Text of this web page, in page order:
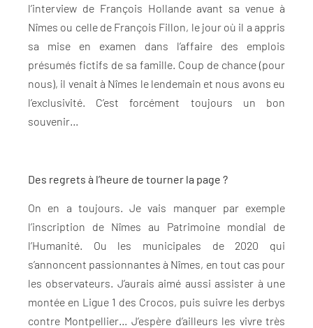
l’interview de François Hollande avant sa venue à
Nîmes ou celle de François Fillon, le jour où il a appris
sa mise en examen dans l’affaire des emplois
présumés fictifs de sa famille. Coup de chance (pour
nous), il venait à Nîmes le lendemain et nous avons eu
l’exclusivité. C’est forcément toujours un bon
souvenir…
Des regrets à l’heure de tourner la page ?
On en a toujours. Je vais manquer par exemple
l’inscription de Nîmes au Patrimoine mondial de
l’Humanité. Ou les municipales de 2020 qui
s’annoncent passionnantes à Nîmes, en tout cas pour
les observateurs. J’aurais aimé aussi assister à une
montée en Ligue 1 des Crocos, puis suivre les derbys
contre Montpellier… J’espère d’ailleurs les vivre très